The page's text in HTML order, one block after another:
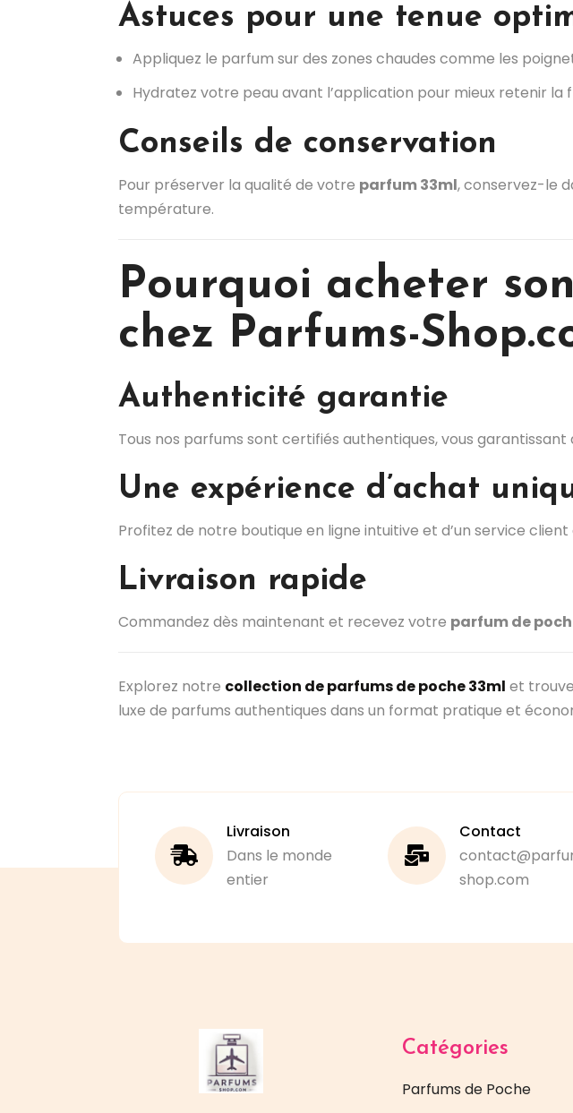
Astuces pour une tenue
Appliquez le parfum sur des zones chaudes comme les
Hydratez votre peau avant l’application pour mieux retenir la
Conseils de conservation
Pour préserver la qualité de votre parfum 33ml, conservez-le
température.
Pourquoi acheter
chez Parfums-
Authenticité garantie
Tous nos parfums sont certifiés authentiques, vous
Une expérience d’achat
Profitez de notre boutique en ligne intuitive et d’un service
Livraison rapide
Commandez dès maintenant et recevez votre parfum de
Explorez notre collection de parfums de poche 33ml et
luxe de parfums authentiques dans un format pratique et
Livraison
Dans le monde
entier
Contact
shop.com
Catégories
Parfums de Poche